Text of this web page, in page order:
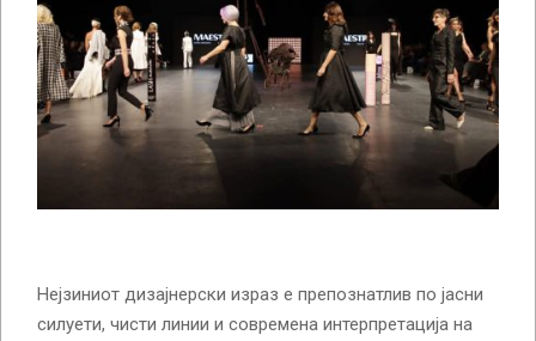
Нејзиниот дизајнерски израз е препознатлив по јасни
силуети, чисти линии и современа интерпретација на